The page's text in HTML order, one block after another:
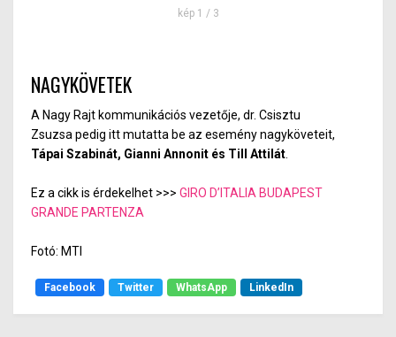
kép 1 / 3
NAGYKÖVETEK
A Nagy Rajt kommunikációs vezetője, dr. Csisztu
Zsuzsa pedig itt mutatta be az esemény nagyköveteit,
Tápai Szabinát, Gianni Annonit és Till Attilát
Ez a cikk is érdekelhet >>> GIRO D’ITALIA BUDAPEST
GRANDE PARTENZA
Fotó: MTI
Facebook Twitter WhatsApp LinkedIn